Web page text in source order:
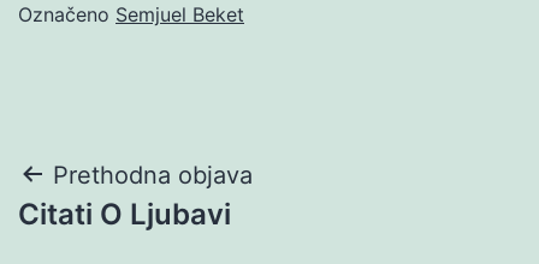
Označeno Semjuel Beket
Navigacija
objava
Prethodna objava
Citati O Ljubavi